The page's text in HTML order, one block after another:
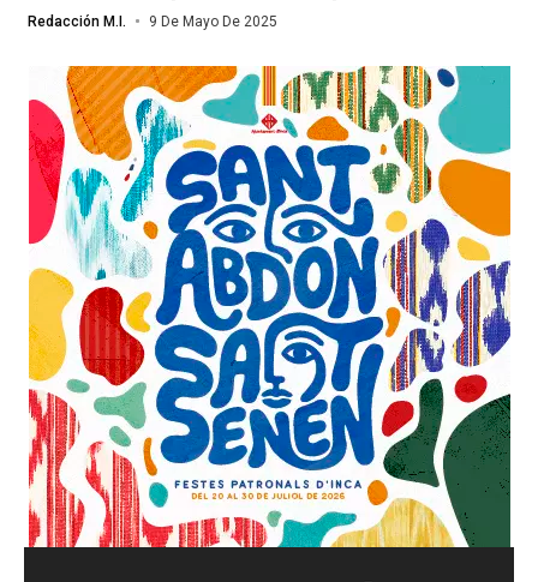
Redacción M.I. 9 De Mayo De 2025